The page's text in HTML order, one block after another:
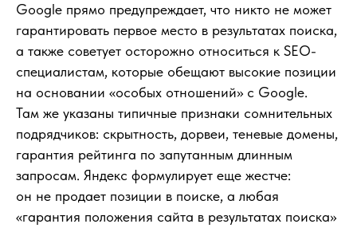
Google прямо предупреждает, что никто не может
гарантировать первое место в результатах поиска,
а также советует осторожно относиться к SEO-
специалистам, которые обещают высокие позиции
на основании «особых отношений» с Google.
Там же указаны типичные признаки сомнительных
подрядчиков: скрытность, дорвеи, теневые домены,
гарантия рейтинга по запутанным длинным
запросам. Яндекс формулирует еще жестче:
он не продает позиции в поиске, а любая
«гарантия положения сайта в результатах поиска»